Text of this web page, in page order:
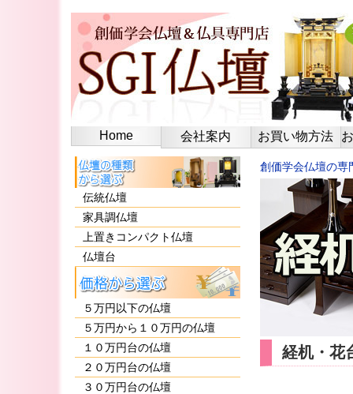
Home 会社案内 お買い物方法
創価学会仏壇の専
経机・花
伝統仏壇
家具調仏壇
上置きコンパクト仏壇
仏壇台
５万円以下の仏壇
５万円から１０万円の仏壇
１０万円台の仏壇
２０万円台の仏壇
３０万円台の仏壇